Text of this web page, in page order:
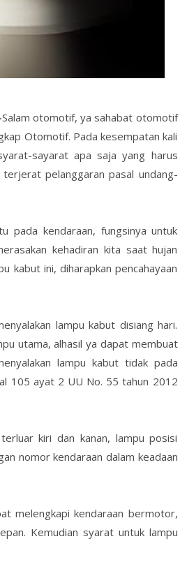
Salam otomotif, ya sahabat otomotif
Otomotif. Pada kesempatan kali
sayarat apa saja yang harus
pelanggaran pasal undang-
pada kendaraan, fungsinya untuk
kehadiran kita saat hujan
kabut ini, diharapkan pencahayaan
lampu kabut disiang hari.
utama, alhasil ya dapat membuat
lampu kabut tidak pada
105 ayat 2 UU No. 55 tahun 2012
kiri dan kanan, lampu posisi
nomor kendaraan dalam keadaan
melengkapi kendaraan bermotor,
Kemudian syarat untuk lampu